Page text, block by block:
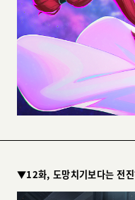
▼12화, 도망치기보다는